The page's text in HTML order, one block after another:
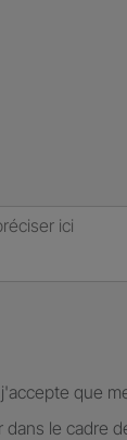
restants
que
le cadre